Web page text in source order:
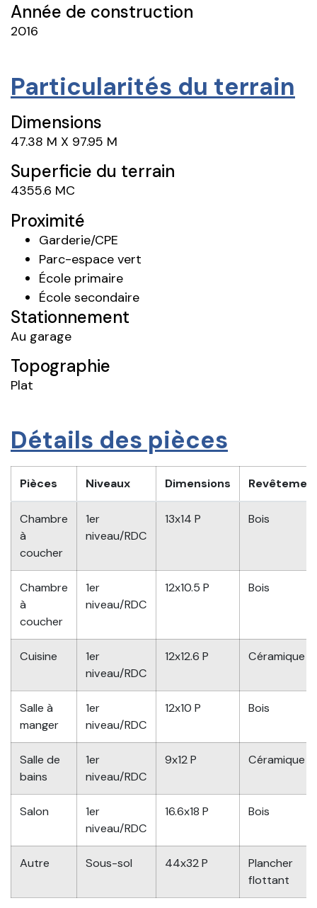
Année de construction
2016
Particularités du terrain
Dimensions
47.38 M X 97.95 M
Superficie du terrain
4355.6 MC
Proximité
Garderie/CPE
Parc-espace vert
École primaire
École secondaire
Stationnement
Au garage
Topographie
Plat
Détails des pièces
Pièces Niveaux Dimensions
Chambre
à
coucher
1er
niveau/RDC
13x14 P Bois
Chambre
à
coucher
1er
niveau/RDC
12x10.5 P Bois
Cuisine
1er
niveau/RDC
12x12.6 P Céramique
Salle à
manger
1er
niveau/RDC
12x10 P Bois
Salle de
bains
1er
niveau/RDC
9x12 P Céramique
Salon
1er
niveau/RDC
16.6x18 P Bois
Autre Sous-sol 44x32 P
Plancher
flottant